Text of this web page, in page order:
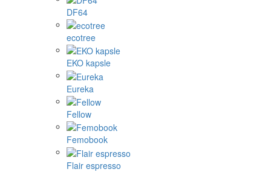
DF64
ecotree
EKO kapsle
Eureka
Fellow
Femobook
Flair espresso